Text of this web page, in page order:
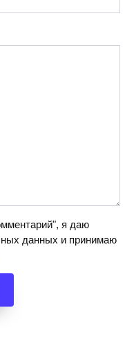
я даю
данных и принимаю